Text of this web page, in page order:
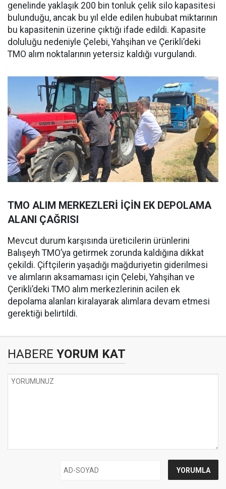
genelinde yaklaşık 200 bin tonluk çelik silo kapasitesi
bulunduğu, ancak bu yıl elde edilen hububat miktarının
bu kapasitenin üzerine çıktığı ifade edildi. Kapasite
doluluğu nedeniyle Çelebi, Yahşihan ve Çerikli’deki
TMO alım noktalarının yetersiz kaldığı vurgulandı.
TMO ALIM MERKEZLERİ İÇİN EK DEPOLAMA
ALANI ÇAĞRISI
Mevcut durum karşısında üreticilerin ürünlerini
Balışeyh TMO’ya getirmek zorunda kaldığına dikkat
çekildi. Çiftçilerin yaşadığı mağduriyetin giderilmesi
ve alımların aksamaması için Çelebi, Yahşihan ve
Çerikli’deki TMO alım merkezlerinin acilen ek
depolama alanları kiralayarak alımlara devam etmesi
gerektiği belirtildi.
HABERE YORUM KAT